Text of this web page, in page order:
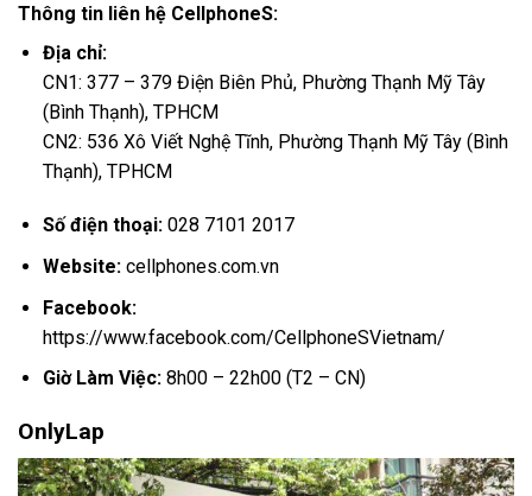
Thông tin liên hệ CellphoneS:
Địa chỉ:
CN1: 377 – 379 Điện Biên Phủ, Phường Thạnh Mỹ Tây
(Bình Thạnh), TPHCM
CN2: 536 Xô Viết Nghệ Tĩnh, Phường Thạnh Mỹ Tây (Bình
Thạnh), TPHCM
Số điện thoại:028 7101 2017
Website:cellphones.com.vn
Facebook:
https://www.facebook.com/CellphoneSVietnam/
Giờ Làm Việc: 8h00 – 22h00 (T2 – CN)
OnlyLap